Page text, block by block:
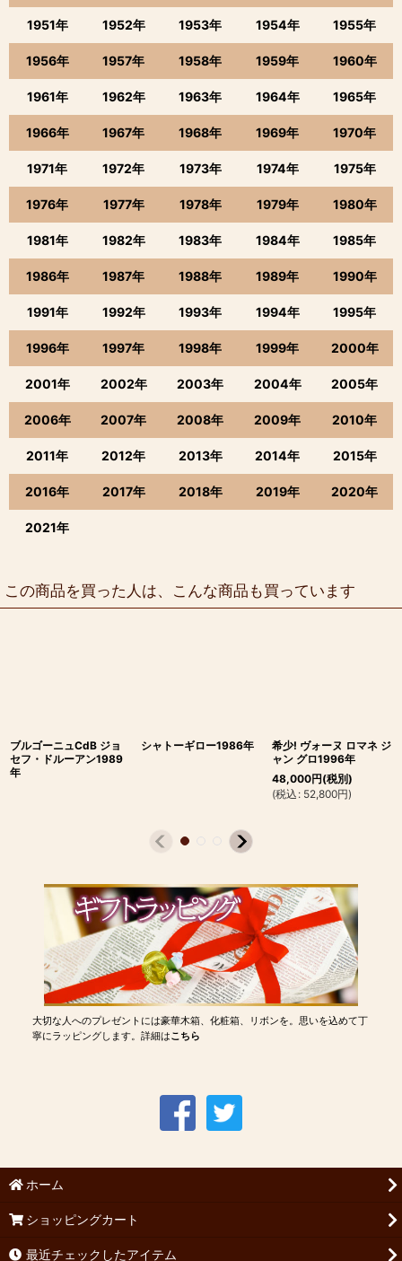
1951年 1952年 1953年 1954年 1955年
1956年 1957年 1958年 1959年 1960年
1961年 1962年 1963年 1964年 1965年
1966年 1967年 1968年 1969年 1970年
1971年 1972年 1973年 1974年 1975年
1976年 1977年 1978年 1979年 1980年
1981年 1982年 1983年 1984年 1985年
1986年 1987年 1988年 1989年 1990年
1991年 1992年 1993年 1994年 1995年
1996年 1997年 1998年 1999年 2000年
2001年 2002年 2003年 2004年 2005年
2006年 2007年 2008年 2009年 2010年
2011年 2012年 2013年 2014年 2015年
2016年 2017年 2018年 2019年 2020年
2021年
この商品を買った人は、こんな商品も買っています
ブルゴーニュCdB ジョ
セフ・ドルーアン1989
年
シャトーギロー1986年
希少! ヴォーヌ ロマネ ジ
ャン グロ1996年
48,000円(税別)
(税込 : 52,800円)
大切な人へのプレゼントには豪華木箱、化粧箱、リボンを。思いを込めて丁
寧にラッピングします。詳細はこちら
ホーム
ショッピングカート
最近チェックしたアイテム